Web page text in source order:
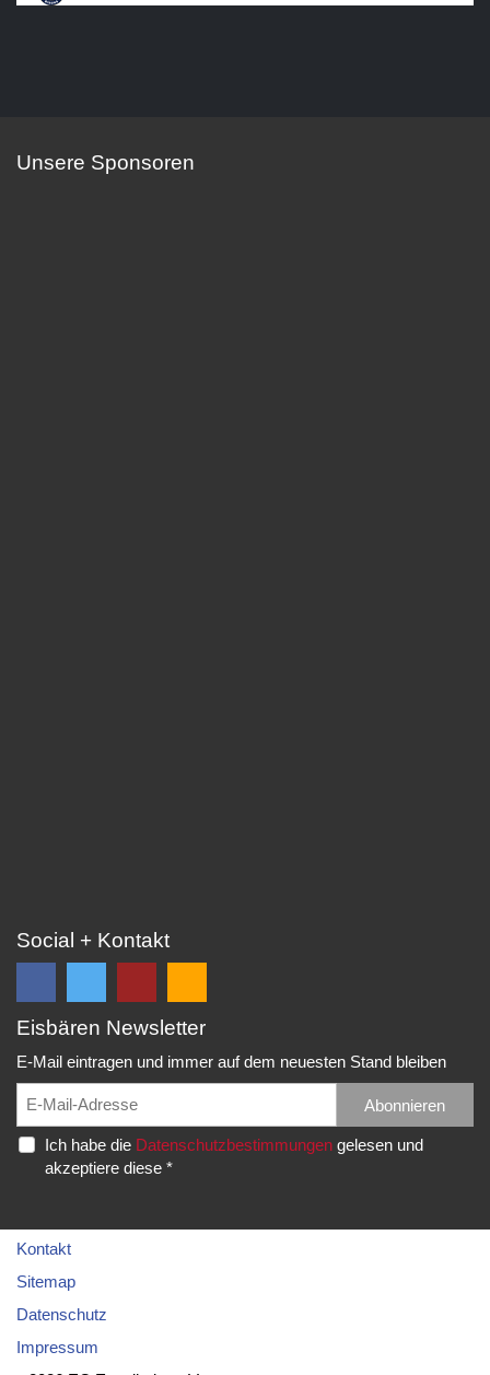
Unsere Sponsoren
Social + Kontakt
Folge
Facebook
und
erhalte
die
Folge
Twitter
und
erhalte
die
EC
Rudolf-
Diesel-
Str.
Eppelheim
Falls
Spielberichte,
etc.
Eisbären Newsletter
E-Mail eintragen und immer auf dem neuesten Stand bleiben
Abonnieren
Ich habe die Datenschutzbestimmungengelesen und
akzeptiere diese *
Kontakt
Sitemap
Datenschutz
Impressum